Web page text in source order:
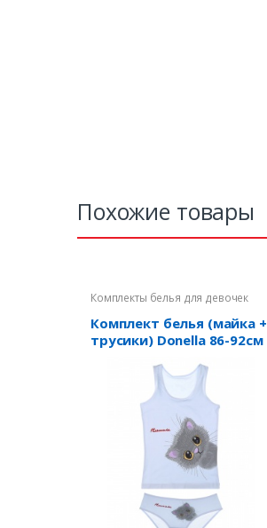
Похожие товары
Комплекты белья для девочек
Комплект белья (майка +
трусики) Donella 86-92см